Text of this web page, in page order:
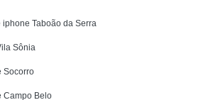
Taboão da Serra
Sônia
Socorro
Campo Belo